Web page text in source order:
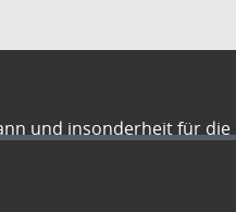
und insonderheit für